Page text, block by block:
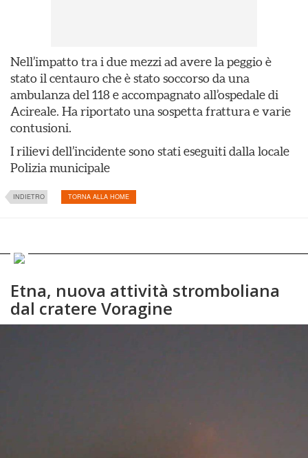
Nell’impatto tra i due mezzi ad avere la peggio è
stato il centauro che è stato soccorso da una
ambulanza del 118 e accompagnato all’ospedale di
Acireale. Ha riportato una sospetta frattura e varie
contusioni.
I rilievi dell’incidente sono stati eseguiti dalla locale
Polizia municipale
INDIETRO TORNA ALLA HOME
Etna, nuova attività stromboliana
dal cratere Voragine